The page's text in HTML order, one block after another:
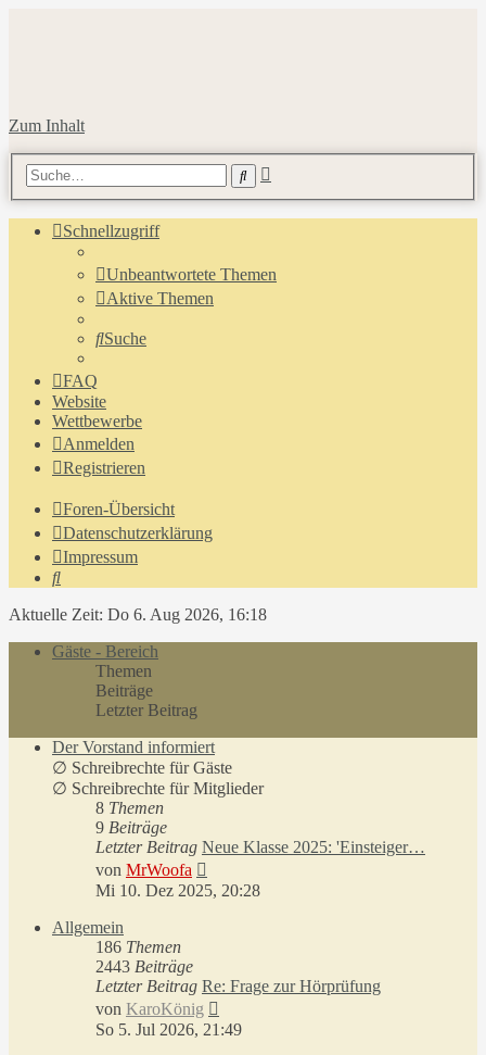
Zum Inhalt
Suche
Schnellzugriff
Unbeantwortete Themen
Aktive Themen
Suche
FAQ
Website
Wettbewerbe
Anmelden
Registrieren
Foren-Übersicht
Datenschutzerklärung
Impressum
Suche
Aktuelle Zeit: Do 6. Aug 2026, 16:18
Gäste - Bereich
Themen
Beiträge
Letzter Beitrag
Der Vorstand informiert
∅ Schreibrechte für Gäste
∅ Schreibrechte für Mitglieder
8 Themen
9 Beiträge
Letzter Beitrag Neue Klasse 2025: 'Einsteiger…
von MrWoofa
Beitrag
Mi 10. Dez 2025, 20:28
Allgemein
186 Themen
2443 Beiträge
Letzter Beitrag Re: Frage zur Hörprüfung
von KaroKönig
Beitrag
So 5. Jul 2026, 21:49